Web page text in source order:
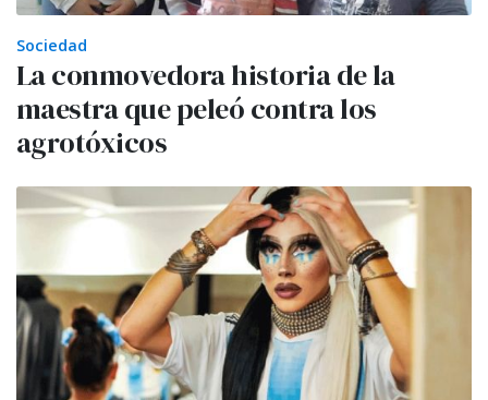
Sociedad
La conmovedora historia de la
maestra que peleó contra los
agrotóxicos